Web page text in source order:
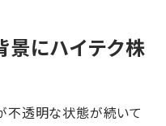
にハイテク株
不透明な状態が続いて